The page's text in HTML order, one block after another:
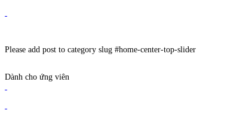
Please add post to category slug #home-center-top-slider
Dành cho ứng viên